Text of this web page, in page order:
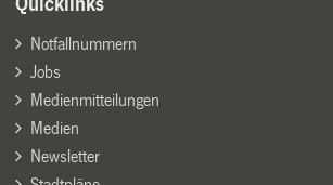
Quicklinks
Notfallnummern
Jobs
Medienmitteilungen
Medien
Newsletter